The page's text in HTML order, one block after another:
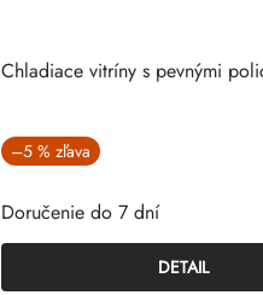
Chladiace vitríny s pevnými
–5 %
Doručenie do 7 dní
DETAIL